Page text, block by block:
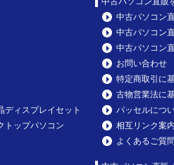
ィスプレイセット
トップパソコン
中古パソコン
中古パソコン
中古パソコン
お問い合わせ
特定商取引に
古物営業法に
パッセルにつ
相互リンク案内
よくあるご質問